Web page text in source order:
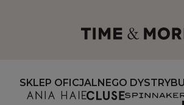
SKLEP OFICJALNEGO